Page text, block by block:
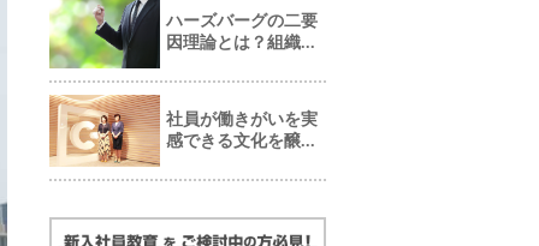
ハーズバーグの二要
因理論とは？組織...
社員が働きがいを実
感できる文化を醸...